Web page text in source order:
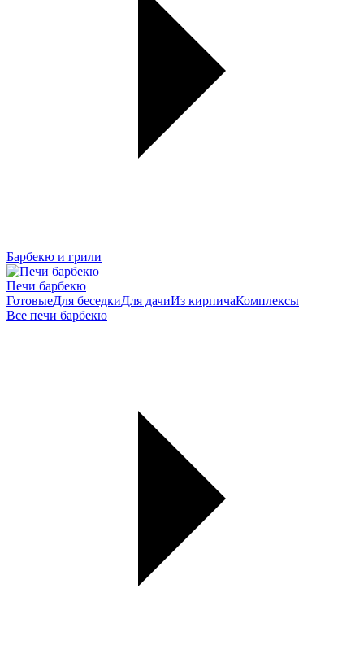
Барбекю и грили
Печи барбекю
ГотовыеДля беседкиДля дачиИз кирпичаКомплексы
Все печи барбекю